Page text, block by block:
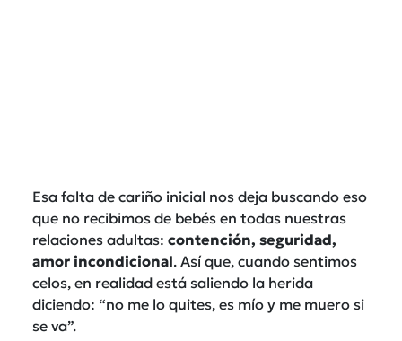
Esa falta de cariño inicial nos deja buscando eso
que no recibimos de bebés en todas nuestras
relaciones adultas: contención, seguridad,
amor incondicional. Así que, cuando sentimos
celos, en realidad está saliendo la herida
diciendo: “no me lo quites, es mío y me muero si
se va”.